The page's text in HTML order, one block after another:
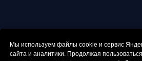
Мы используем файлы cookie и сервис
сайта и аналитики. Продолжая